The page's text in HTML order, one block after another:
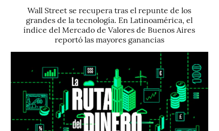
Wall Street se recupera tras el repunte de los
grandes de la tecnología. En Latinoamérica, el
índice del Mercado de Valores de Buenos Aires
reportó las mayores ganancias